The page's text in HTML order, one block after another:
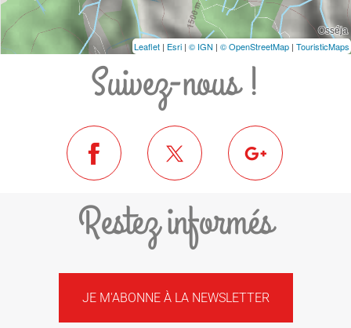
Leaflet | Esri | © IGN | © OpenStreetMap | TouristicMaps
Suivez-nous !
Restez informés
JE M'ABONNE À LA NEWSLETTER